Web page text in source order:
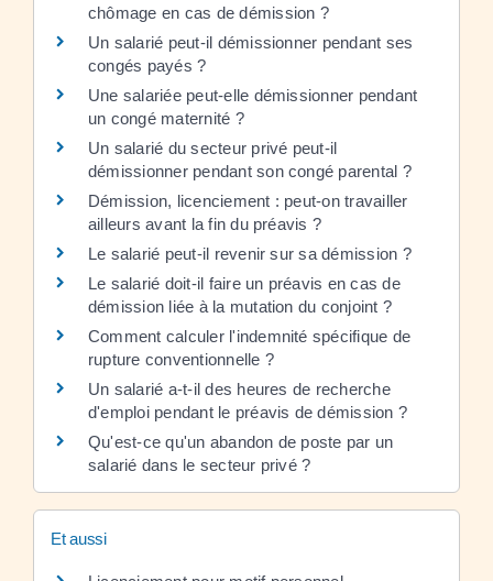
chômage en cas de démission ?
Un salarié peut-il démissionner pendant ses
congés payés ?
Une salariée peut-elle démissionner pendant
un congé maternité ?
Un salarié du secteur privé peut-il
démissionner pendant son congé parental ?
Démission, licenciement : peut-on travailler
ailleurs avant la fin du préavis ?
Le salarié peut-il revenir sur sa démission ?
Le salarié doit-il faire un préavis en cas de
démission liée à la mutation du conjoint ?
Comment calculer l'indemnité spécifique de
rupture conventionnelle ?
Un salarié a-t-il des heures de recherche
d'emploi pendant le préavis de démission ?
Qu'est-ce qu'un abandon de poste par un
salarié dans le secteur privé ?
Et aussi